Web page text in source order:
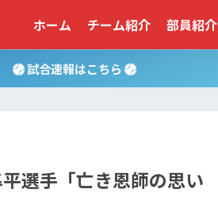
ホーム チーム紹介 部員紹介
試合速報はこちら
選手「亡き恩師の思い